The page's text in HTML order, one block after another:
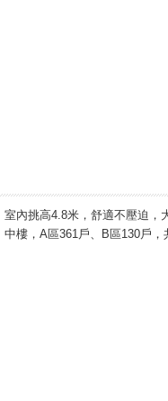
室內挑高4.8米，舒適不壓迫，
中樓，A區361戶、B區130戶